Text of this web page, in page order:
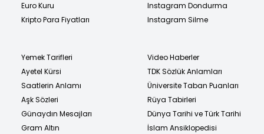
Euro Kuru
Kripto Para Fiyatları
Instagram Dondurma
Instagram Silme
Yemek Tarifleri
Ayetel Kürsi
Saatlerin Anlamı
Aşk Sözleri
Günaydın Mesajları
Gram Altın
Video Haberler
TDK Sözlük Anlamları
Üniversite Taban Puanları
Rüya Tabirleri
Dünya Tarihi ve Türk Tarihi
İslam Ansiklopedisi